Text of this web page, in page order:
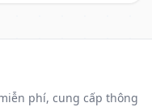
phí, cung cấp thông